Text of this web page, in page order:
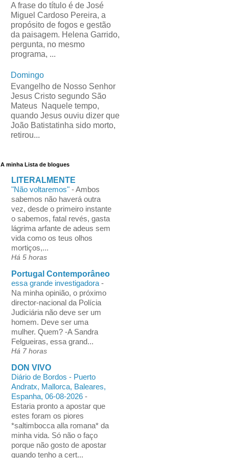
A frase do título é de José
Miguel Cardoso Pereira, a
propósito de fogos e gestão
da paisagem. Helena Garrido,
pergunta, no mesmo
programa, ...
Domingo
Evangelho de Nosso Senhor
Jesus Cristo segundo São
Mateus Naquele tempo,
quando Jesus ouviu dizer que
João Batistatinha sido morto,
retirou...
A minha Lista de blogues
LITERALMENTE
"Não voltaremos" -Ambos
sabemos não haverá outra
vez, desde o primeiro instante
o sabemos, fatal revés, gasta
lágrima arfante de adeus sem
vida como os teus olhos
mortiços,...
Há 5 horas
Portugal Contemporâneo
essa grande investigadora -
Na minha opinião, o próximo
director-nacional da Polícia
Judiciária não deve ser um
homem. Deve ser uma
mulher. Quem? -A Sandra
Felgueiras, essa grand...
Há 7 horas
DON VIVO
Diário de Bordos - Puerto
Andratx, Mallorca, Baleares,
Espanha, 06-08-2026 -
Estaria pronto a apostar que
estes foram os piores
*saltimbocca alla romana* da
minha vida. Só não o faço
porque não gosto de apostar
quando tenho a cert...